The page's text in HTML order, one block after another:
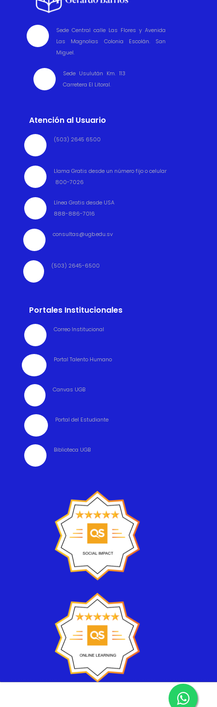
Sede Central calle Las Flores y Avenida
Las Magnolias Colonia Escolán. San
Miguel.
Sede Usulután Km. 113
Carretera El Litoral.
Atención al Usuario
(503) 2645 6500
Llama Gratis desde un número fijo o celular
800-7026
Línea Gratis desde USA
888-886-7016
consultas@ugb.edu.sv
(503) 2645-6500
Portales Institucionales
Correo Institucional
Portal Talento Humano
Canvas UGB
Portal del Estudiante
Biblioteca UGB